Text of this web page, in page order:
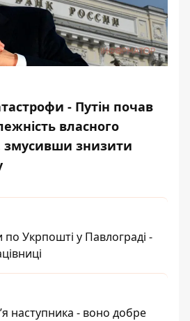
- Путін почав
власного
змусивши знизити
по Укрпошті у Павлограді -
наступника - воно добре